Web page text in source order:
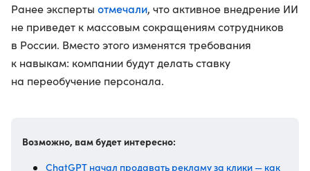
Ранее эксперты отмечали, что активное внедрение ИИ
не приведет к массовым сокращениям сотрудников
в России. Вместо этого изменятся требования
к навыкам: компании будут делать ставку
на переобучение персонала.
Возможно, вам будет интересно:
ChatGPT начал продавать рекламу за клики — как